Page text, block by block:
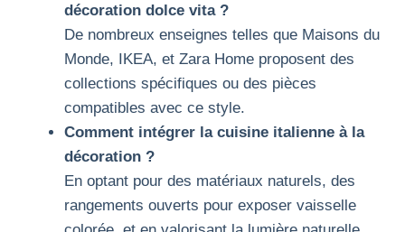
décoration dolce vita ?
De nombreux enseignes telles que Maisons du
Monde, IKEA, et Zara Home proposent des
collections spécifiques ou des pièces
compatibles avec ce style.
Comment intégrer la cuisine italienne à la
décoration ?
En optant pour des matériaux naturels, des
rangements ouverts pour exposer vaisselle